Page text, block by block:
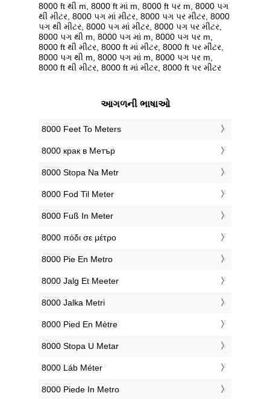
8000 ft થી m, 8000 ft માં m, 8000 ft પર m, 8000 પગ
થી મીટર, 8000 પગ માં મીટર, 8000 પગ પર મીટર, 8000
પગ થી મીટર, 8000 પગ માં મીટર, 8000 પગ પર મીટર,
8000 પગ થી m, 8000 પગ માં m, 8000 પગ પર m,
8000 ft થી મીટર, 8000 ft માં મીટર, 8000 ft પર મીટર,
8000 પગ થી m, 8000 પગ માં m, 8000 પગ પર m,
8000 ft થી મીટર, 8000 ft માં મીટર, 8000 ft પર મીટર
આગળની ભાષાઓ
‎8000 Feet To Meters
‎8000 крак в Метър
‎8000 Stopa Na Metr
‎8000 Fod Til Meter
‎8000 Fuß In Meter
‎8000 πόδι σε μέτρο
‎8000 Pie En Metro
‎8000 Jalg Et Meeter
‎8000 Jalka Metri
‎8000 Pied En Mètre
‎8000 Stopa U Metar
‎8000 Láb Méter
‎8000 Piede In Metro